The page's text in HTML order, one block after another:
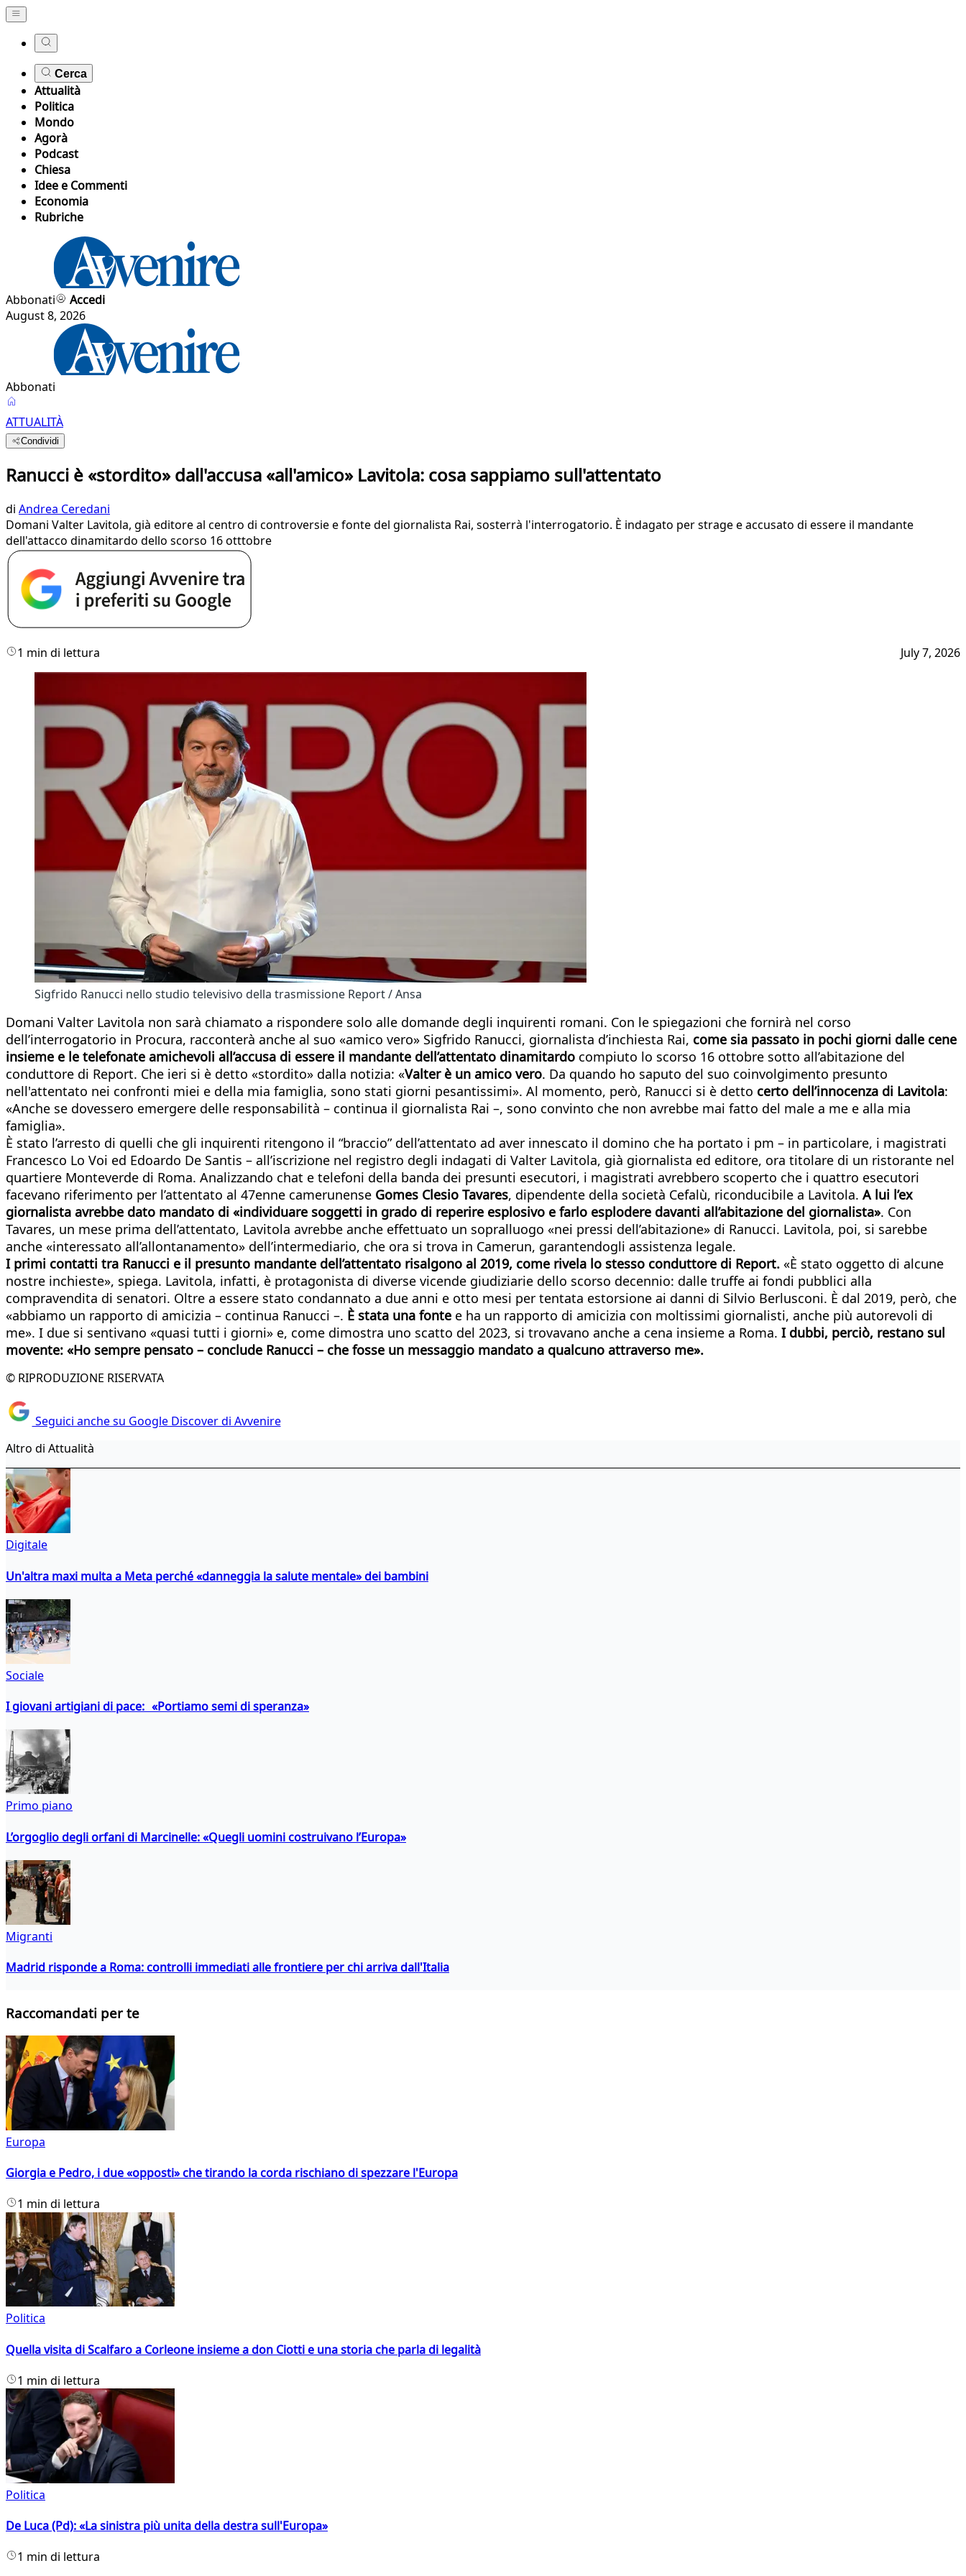
Cerca
Attualità
Politica
Mondo
Agorà
Podcast
Chiesa
Idee e Commenti
Economia
Rubriche
Abbonati
Accedi
August 8, 2026
Abbonati
ATTUALITÀ
Condividi
Ranucci è «stordito» dall'accusa «all'amico» Lavitola: cosa sappiamo sull'attentato
di Andrea Ceredani
Domani Valter Lavitola, già editore al centro di controversie e fonte del giornalista Rai, sosterrà l'interrogatorio. È indagato per strage e accusato di essere il mandante
dell'attacco dinamitardo dello scorso 16 otttobre
1 min di lettura July 7, 2026
Sigfrido Ranucci nello studio televisivo della trasmissione Report / Ansa
Domani Valter Lavitola non sarà chiamato a rispondere solo alle domande degli inquirenti romani. Con le spiegazioni che fornirà nel corso
dell’interrogatorio in Procura, racconterà anche al suo «amico vero» Sigfrido Ranucci, giornalista d’inchiesta Rai, come sia passato in pochi giorni dalle cene
insieme e le telefonate amichevoli all’accusa di essere il mandante dell’attentato dinamitardo compiuto lo scorso 16 ottobre sotto all’abitazione del
conduttore di Report. Che ieri si è detto «stordito» dalla notizia: «Valter è un amico vero. Da quando ho saputo del suo coinvolgimento presunto
nell'attentato nei confronti miei e della mia famiglia, sono stati giorni pesantissimi». Al momento, però, Ranucci si è detto certo dell’innocenza di Lavitola:
«Anche se dovessero emergere delle responsabilità – continua il giornalista Rai –, sono convinto che non avrebbe mai fatto del male a me e alla mia
famiglia».
È stato l’arresto di quelli che gli inquirenti ritengono il “braccio” dell’attentato ad aver innescato il domino che ha portato i pm – in particolare, i magistrati
Francesco Lo Voi ed Edoardo De Santis – all’iscrizione nel registro degli indagati di Valter Lavitola, già giornalista ed editore, ora titolare di un ristorante nel
quartiere Monteverde di Roma. Analizzando chat e telefoni della banda dei presunti esecutori, i magistrati avrebbero scoperto che i quattro esecutori
facevano riferimento per l’attentato al 47enne camerunense Gomes Clesio Tavares, dipendente della società Cefalù, riconducibile a Lavitola. A lui l’ex
giornalista avrebbe dato mandato di «individuare soggetti in grado di reperire esplosivo e farlo esplodere davanti all’abitazione del giornalista». Con
Tavares, un mese prima dell’attentato, Lavitola avrebbe anche effettuato un sopralluogo «nei pressi dell’abitazione» di Ranucci. Lavitola, poi, si sarebbe
anche «interessato all’allontanamento» dell’intermediario, che ora si trova in Camerun, garantendogli assistenza legale.
I primi contatti tra Ranucci e il presunto mandante dell’attentato risalgono al 2019, come rivela lo stesso conduttore di Report. «È stato oggetto di alcune
nostre inchieste», spiega. Lavitola, infatti, è protagonista di diverse vicende giudiziarie dello scorso decennio: dalle truffe ai fondi pubblici alla
compravendita di senatori. Oltre a essere stato condannato a due anni e otto mesi per tentata estorsione ai danni di Silvio Berlusconi. È dal 2019, però, che
«abbiamo un rapporto di amicizia – continua Ranucci –. È stata una fonte e ha un rapporto di amicizia con moltissimi giornalisti, anche più autorevoli di
me». I due si sentivano «quasi tutti i giorni» e, come dimostra uno scatto del 2023, si trovavano anche a cena insieme a Roma. I dubbi, perciò, restano sul
movente: «Ho sempre pensato – conclude Ranucci – che fosse un messaggio mandato a qualcuno attraverso me».
© RIPRODUZIONE RISERVATA
Seguici anche su Google Discover di Avvenire
Altro di Attualità
Digitale
Un'altra maxi multa a Meta perché «danneggia la salute mentale» dei bambini
Sociale
I giovani artigiani di pace: «Portiamo semi di speranza»
Primo piano
L’orgoglio degli orfani di Marcinelle: «Quegli uomini costruivano l’Europa»
Migranti
Madrid risponde a Roma: controlli immediati alle frontiere per chi arriva dall'Italia
Raccomandati per te
Europa
Giorgia e Pedro, i due «opposti» che tirando la corda rischiano di spezzare l'Europa
1 min di lettura
Politica
Quella visita di Scalfaro a Corleone insieme a don Ciotti e una storia che parla di legalità
1 min di lettura
Politica
De Luca (Pd): «La sinistra più unita della destra sull'Europa»
1 min di lettura